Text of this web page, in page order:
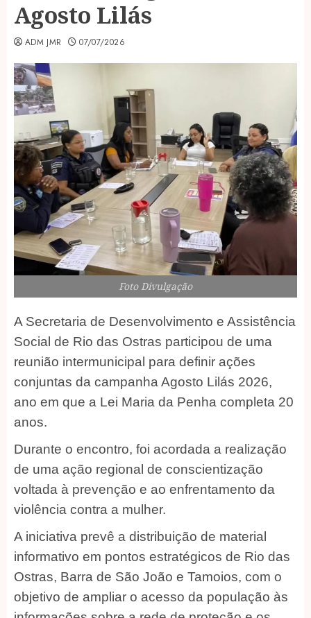
Agosto Lilás
ADM JMR 07/07/2026
Foto Divulgação
A Secretaria de Desenvolvimento e Assistência
Social de Rio das Ostras participou de uma
reunião intermunicipal para definir ações
conjuntas da campanha Agosto Lilás 2026,
ano em que a Lei Maria da Penha completa 20
anos.
Durante o encontro, foi acordada a realização
de uma ação regional de conscientização
voltada à prevenção e ao enfrentamento da
violência contra a mulher.
A iniciativa prevê a distribuição de material
informativo em pontos estratégicos de Rio das
Ostras, Barra de São João e Tamoios, com o
objetivo de ampliar o acesso da população às